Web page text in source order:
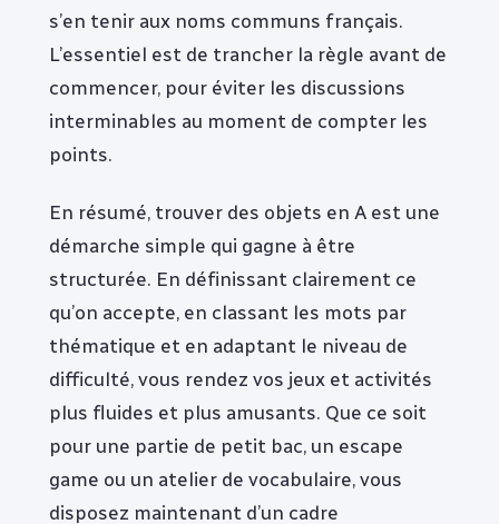
s’en tenir aux noms communs français.
L’essentiel est de trancher la règle avant de
commencer, pour éviter les discussions
interminables au moment de compter les
points.
En résumé, trouver des objets en A est une
démarche simple qui gagne à être
structurée. En définissant clairement ce
qu’on accepte, en classant les mots par
thématique et en adaptant le niveau de
difficulté, vous rendez vos jeux et activités
plus fluides et plus amusants. Que ce soit
pour une partie de petit bac, un escape
game ou un atelier de vocabulaire, vous
disposez maintenant d’un cadre